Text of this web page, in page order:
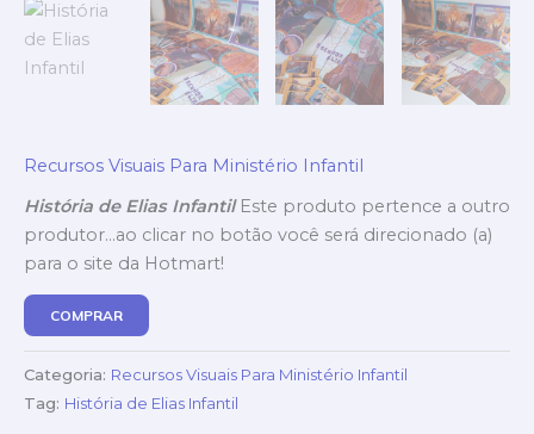
Recursos Visuais Para Ministério Infantil
História de Elias Infantil Este produto pertence a outro
produtor…ao clicar no botão você será direcionado (a)
para o site da Hotmart!
COMPRAR
Categoria: Recursos Visuais Para Ministério Infantil
Tag: História de Elias Infantil